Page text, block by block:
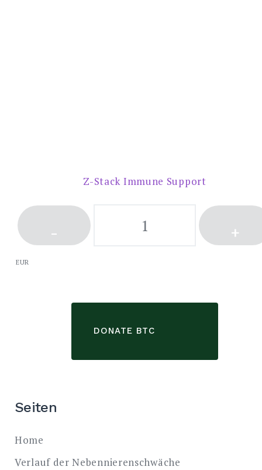
Z-Stack Immune Support
- +
DONATE BTC
Seiten
Home
Verlauf der Nebennierenschwäche